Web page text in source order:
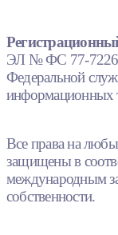
ЭЛ № ФС 77-72266
Федеральной
информационных
Все права на
защищены в
международным
собственности.